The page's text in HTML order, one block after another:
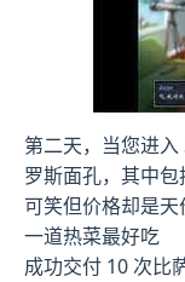
第二天，当您进
罗斯面孔，其中
可笑但价格却是天
一道热菜最好吃
成功交付 10 次比